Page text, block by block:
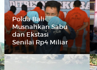
Polda Bali
Musnahkan Sabu
dan Ekstasi
Senilai Rp4 Miliar